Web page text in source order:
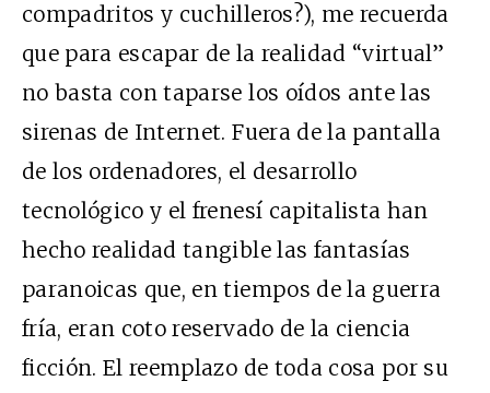
compadritos y cuchilleros?), me recuerda
que para escapar de la realidad “virtual”
no basta con taparse los oídos ante las
sirenas de Internet. Fuera de la pantalla
de los ordenadores, el desarrollo
tecnológico y el frenesí capitalista han
hecho realidad tangible las fantasías
paranoicas que, en tiempos de la guerra
fría, eran coto reservado de la ciencia
ficción. El reemplazo de toda cosa por su